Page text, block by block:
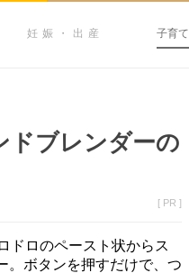
妊娠・出産 子育て
ドブレンダーの
[ PR ]
ドロのペースト状からス
。ボタンを押すだけで、つ